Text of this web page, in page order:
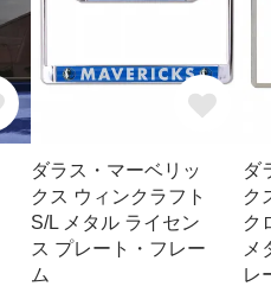
ダラス・マーベリッ
クス ウィンクラフト
S/L メタル ライセン
ス プレート・フレー
ム
ダ
ク
ク
メ
レ